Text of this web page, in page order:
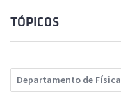
TÓPICOS
Departamento de Física